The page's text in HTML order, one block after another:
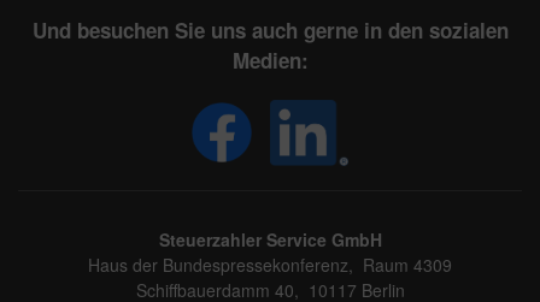
Und besuchen Sie uns auch gerne in den sozialen
Medien:
Steuerzahler Service GmbH
Haus der Bundespressekonferenz, Raum 4309
Schiffbauerdamm 40, 10117 Berlin